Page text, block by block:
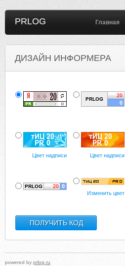
PRLOG Главная
ДИЗАЙН ИНФОРМЕРА
Цвет надписи Цвет надписи
Изменить цвет
powered by prlog.ru